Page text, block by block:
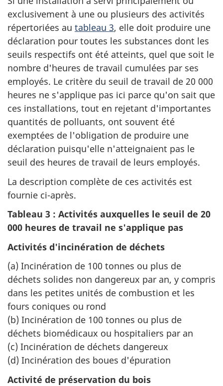
exclusivement à une ou plusieurs des activités
répertoriées au tableau 3, elle doit produire une
déclaration pour toutes les substances dont les
seuils respectifs ont été atteints, quel que soit le
nombre d'heures de travail cumulées par ses
employés. Le critère du seuil de travail de 20 000
heures ne s'applique pas ici parce qu'on sait que
ces installations, tout en rejetant d'importantes
quantités de polluants, ont souvent été
exemptées de l'obligation de produire une
déclaration puisqu'elle n'atteignaient pas le
seuil des heures de travail de leurs employés.
La description complète de ces activités est
fournie ci-après.
Tableau 3 : Activités auxquelles le seuil de 20
000 heures de travail ne s'applique pas
Activités d'incinération de déchets
(a) Incinération de 100 tonnes ou plus de
déchets solides non dangereux par an, y compris
dans les petites unités de combustion et les
fours coniques ou rond
(b) Incinération de 100 tonnes ou plus de
déchets biomédicaux ou hospitaliers par an
(c) Incinération de déchets dangereux
(d) Incinération des boues d'épuration
Activité de préservation du bois